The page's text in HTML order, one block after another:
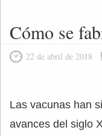
Cómo se
22 de abril de 2018
Las vacunas han
avances del siglo